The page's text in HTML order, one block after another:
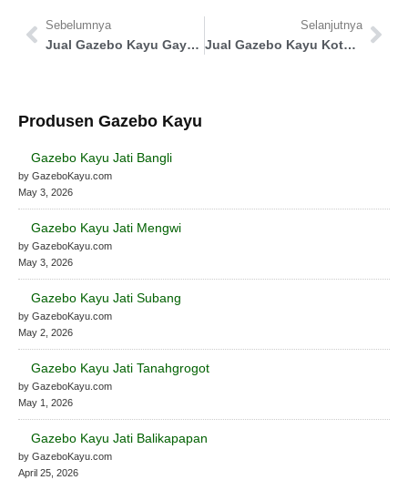
Sebelumnya
Jual Gazebo Kayu Gayo Lues
Selanjutnya
Jual Gazebo Kayu Kota Mataram
Produsen Gazebo Kayu
Gazebo Kayu Jati Bangli
by GazeboKayu.com
May 3, 2026
Gazebo Kayu Jati Mengwi
by GazeboKayu.com
May 3, 2026
Gazebo Kayu Jati Subang
by GazeboKayu.com
May 2, 2026
Gazebo Kayu Jati Tanahgrogot
by GazeboKayu.com
May 1, 2026
Gazebo Kayu Jati Balikapapan
by GazeboKayu.com
April 25, 2026